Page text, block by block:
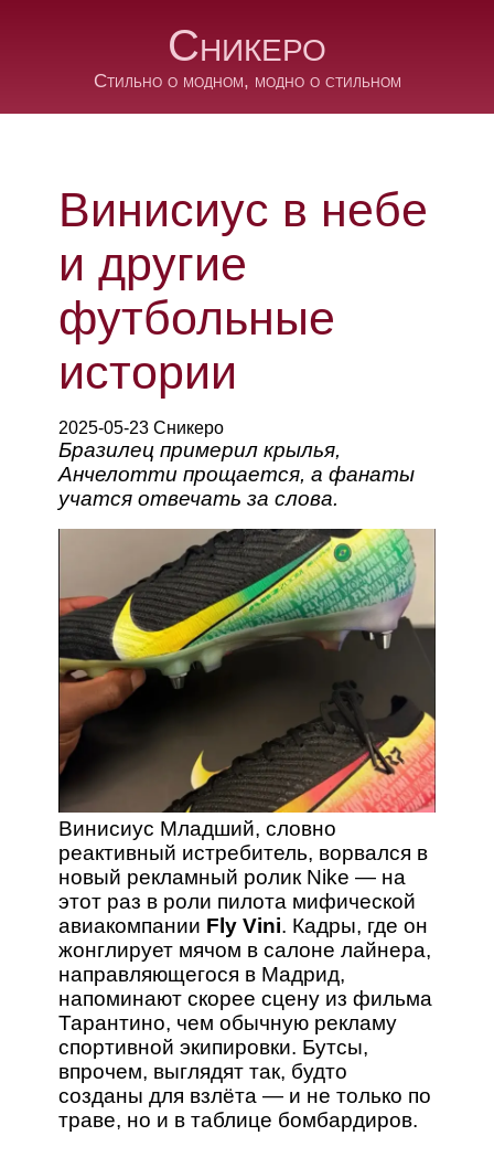
Сникеро
Стильно о модном, модно о стильном
Винисиус в небе
и другие
футбольные
истории
2025-05-23 Сникеро
Бразилец примерил крылья,
Анчелотти прощается, а фанаты
учатся отвечать за слова.
Винисиус Младший, словно
реактивный истребитель, ворвался в
новый рекламный ролик Nike — на
этот раз в роли пилота мифической
авиакомпании Fly Vini. Кадры, где он
жонглирует мячом в салоне лайнера,
направляющегося в Мадрид,
напоминают скорее сцену из фильма
Тарантино, чем обычную рекламу
спортивной экипировки. Бутсы,
впрочем, выглядят так, будто
созданы для взлёта — и не только по
траве, но и в таблице бомбардиров.